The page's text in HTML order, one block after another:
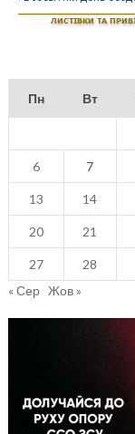
Пн Вт
6 7
13 14
20 21
27 28
« Сер Жов »